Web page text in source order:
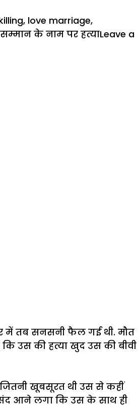
, love marriage,
सम्मान के नाम पर हत्याLeave a
में तब सनसनी फैल गई थी. मौत
उस की हत्या खुद उस की बीवी
खूबसूरत थी उस से कहीं
आने लगा कि उस के साथ ही